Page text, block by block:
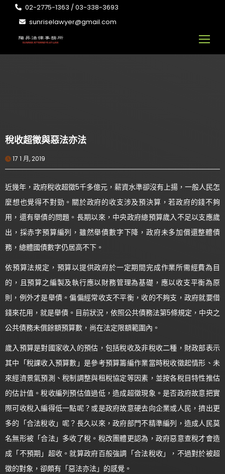
02-2775-1363 / 03-338-3693
sunriselawyer@gmail.com
稅收超徵與惡法亦法
17 1 月, 2019
近幾年，政府稅收超徵5千多億元，薪資水準卻沒有上揚，一般人民怎
麼想也覺得不對勁。關於政府的收支涉及預決算，若政府的錢不夠
用，還有舉債的問題。長期以來，中央政府總預算歲入不足以支應歲
出，採赤字預算編列，雖然舉債數字下降，政府未多加償還整體債
務，總體國債數字仍居高不下。
依預算法規定，預算以提供政府於一定期間完成作業所需經費為目
的，且預算之編製及執行應以財務管理為基礎，應以收支平衡為原
則，例外才是舉債。偏偏經常收支不平衡，收的不夠支，政府就要借
錢來花用，就是舉債。目前狀況，依照公共債務法第5條規定，中央之
公共債務未償餘額預算數，尚在法定限額範圍內。
歲入預算是對國家收入的預估，包括稅收及非稅收二種，財政部表示
其中「稅課收入預算數」是參考預算籌編作業當時稅收徵起情形、未
來經濟景氣預測、稅制調整與租稅協定等因素，並按各稅目特性推估
的估計值。稅收編列預估值過低，造成超徵現象。是否政府故意把實
際可收稅入編得低一點呢？或是政府故意硬去向企業或人民，擠出更
多的「合法稅收」呢？長久以來，政府部門不精準編列，造成人民莫
名無形被「合法」多收了稅。稅改團體更認為，政府惡意查稅才會造
成「不預期」超收。就算政府百般強調「合法稅收」，不過對於被超
徵的對象，卻頗有「惡法亦法」的感覺。